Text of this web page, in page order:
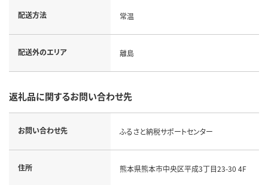
配送方法 常温
配送外のエリア 離島
返礼品に関するお問い合わせ先
お問い合わせ先 ふるさと納税サポートセンター
住所 熊本県熊本市中央区平成3丁目23-30 4F